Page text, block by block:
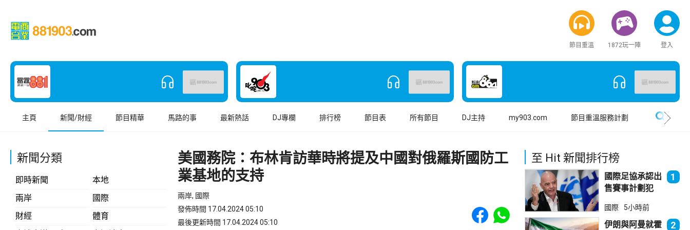
節目重溫 1872玩一陣 登入
主頁 新聞/財經 節目精華 馬路的事 最新熱話 DJ專欄 排行榜 節目表 所有節目 DJ主持 my903.com 節目重溫服務計劃
新聞分類
即時新聞
本地
兩岸
國際
財經
體育
美國務院：布林肯訪華時將提及中國對俄羅斯國防工
業基地的支持
兩岸, 國際
發佈時間 17.04.2024 05:10
最後更新時間 17.04.2024 05:10
Share to Facebook
Share to WhatsApp
至 Hit 新聞排行榜
國際足協承認出
售賽事計劃犯
持恩芬天奴
1
國際 5小時前
伊朗與阿曼就霍 2